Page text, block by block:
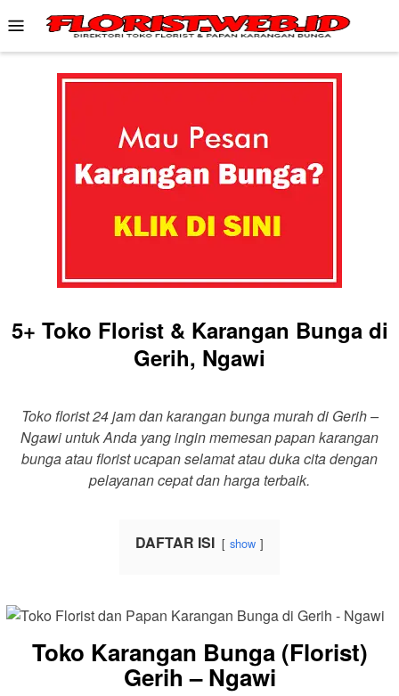
to
content
Mobile
Menu
5+ Toko Florist & Karangan Bunga di
Gerih, Ngawi
Toko florist 24 jam dan karangan bunga murah di Gerih –
Ngawi untuk Anda yang ingin memesan papan karangan
bunga atau florist ucapan selamat atau duka cita dengan
pelayanan cepat dan harga terbaik.
DAFTAR ISI show
Toko Karangan Bunga (Florist)
Gerih – Ngawi